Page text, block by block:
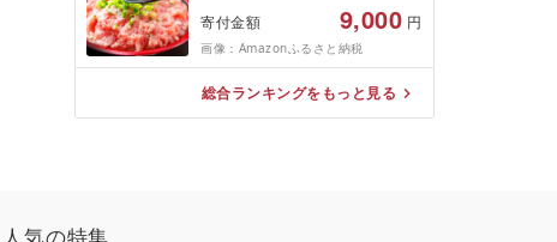
寄付金額 9,000 円
画像：Amazonふるさと納税
総合ランキングをもっと見る